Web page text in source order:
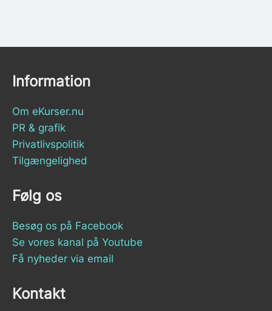
Information
Om eKurser.nu
PR & grafik
Privatlivspolitik
Tilgængelighed
Følg os
Besøg os på Facebook
Se vores kanal på Youtube
Få nyheder via email
Kontakt